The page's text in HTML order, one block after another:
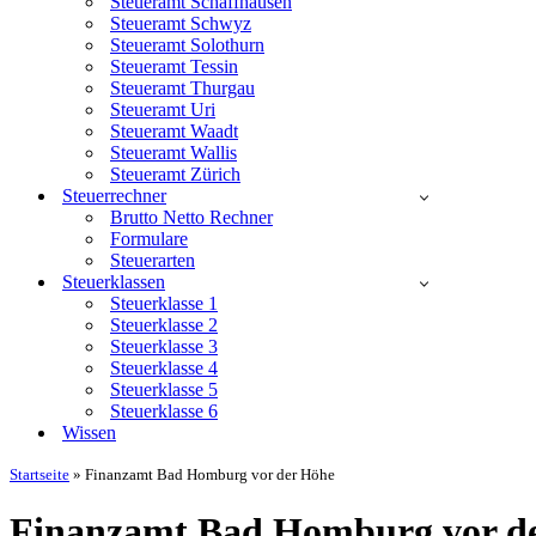
Steueramt Schwyz
Steueramt Solothurn
Steueramt Tessin
Steueramt Thurgau
Steueramt Uri
Steueramt Waadt
Steueramt Wallis
Steueramt Zürich
Steuerrechner
Brutto Netto Rechner
Formulare
Steuerarten
Steuerklassen
Steuerklasse 1
Steuerklasse 2
Steuerklasse 3
Steuerklasse 4
Steuerklasse 5
Steuerklasse 6
Wissen
Startseite » Finanzamt Bad Homburg vor der Höhe